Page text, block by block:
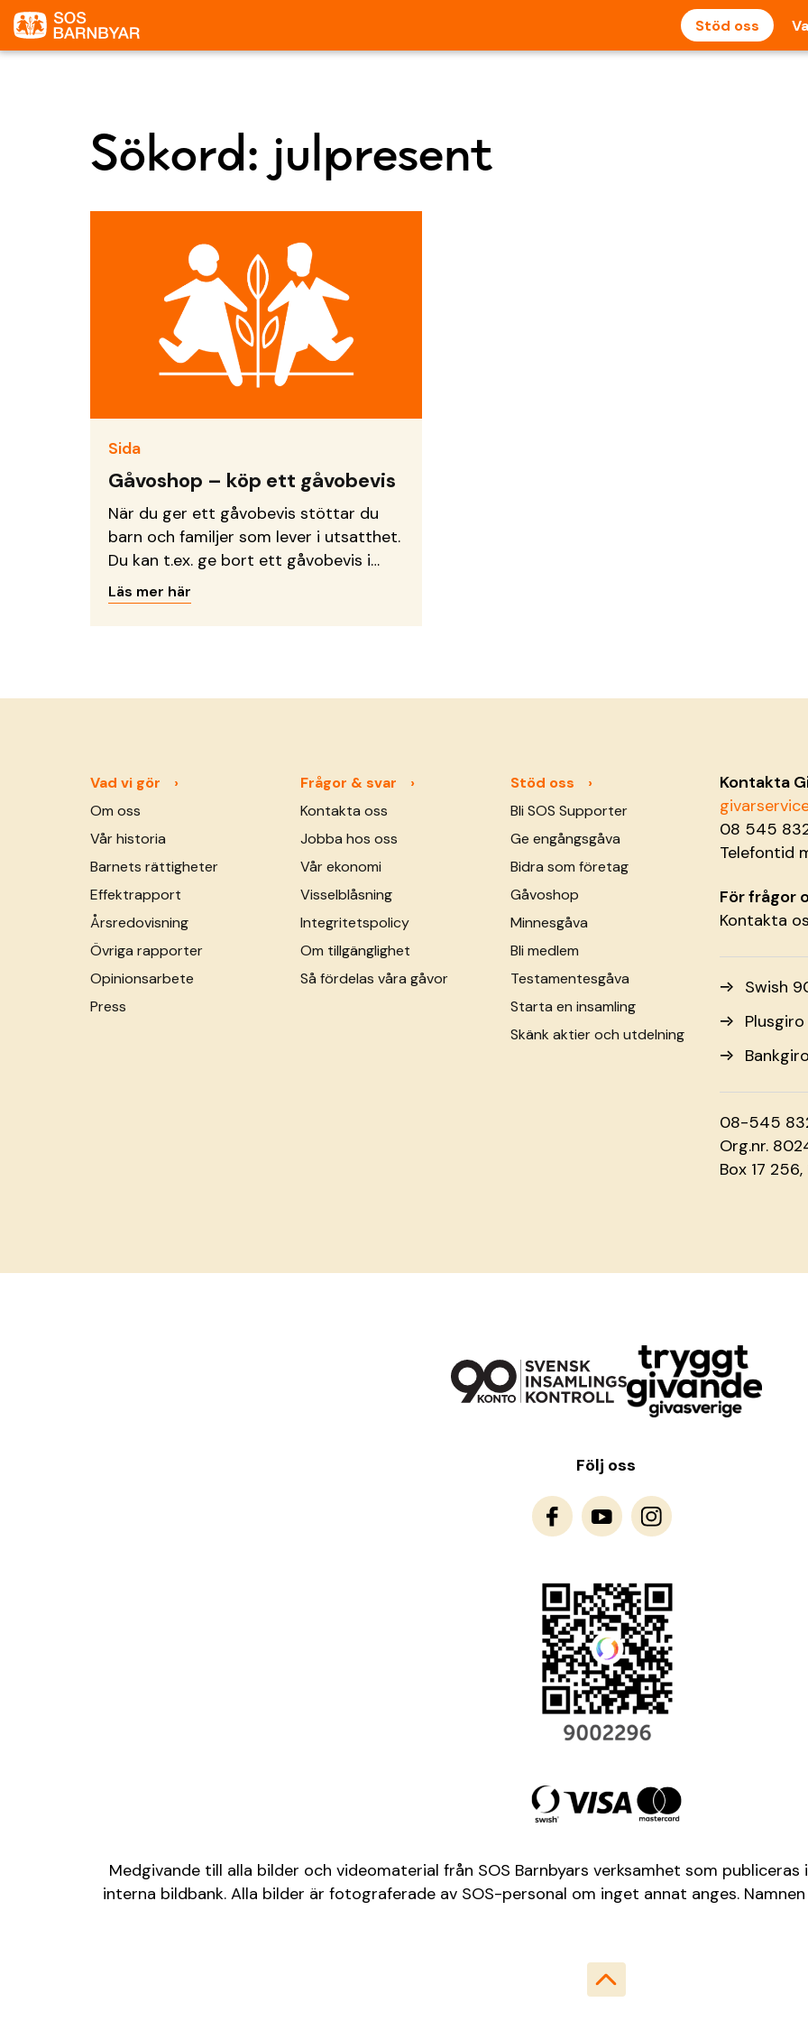
Stöd oss
Sökord: julpresent
Sida
Gåvoshop – köp ett gåvobevis
När du ger ett gåvobevis stöttar du
barn och familjer som lever i utsatthet.
Du kan t.ex. ge bort ett gåvobevis i
bröllopsgåva, dopgåva eller
födelsedagspresent!
Läs mer här
Vad vi gör
Om oss
Vår historia
Barnets rättigheter
Effektrapport
Årsredovisning
Övriga rapporter
Opinionsarbete
Press
Frågor & svar
Kontakta oss
Jobba hos oss
Vår ekonomi
Visselblåsning
Integritetspolicy
Om tillgänglighet
Så fördelas våra gåvor
Stöd oss
Bli SOS Supporter
Ge engångsgåva
Bidra som företag
Gåvoshop
Minnesgåva
Bli medlem
Testamentesgåva
Starta en insamling
Skänk aktier och utdelning
Kontakta
08 545
Telefontid
För frågor
Kontakta
Swish
08-545
Org.nr.
Box 17
Följ oss
Medgivande till alla bilder och videomaterial från SOS Barnbyars verksamhet som
interna bildbank. Alla bilder är fotograferade av SOS-personal om inget annat anges.